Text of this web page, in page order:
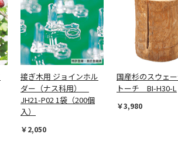
接ぎ木用 ジョインホル
ダー（ナス科用）
JH21-P02 1袋（200個
入）
￥2,050
国産杉のスウェ
トーチ BI-H30-L
￥3,980